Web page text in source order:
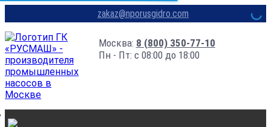
zakaz@nporusgidro.com
Москва: 8 (800) 350-77-10
Пн - Пт: с 08:00 до 18:00